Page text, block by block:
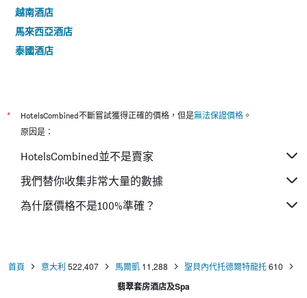
越南酒店
馬來西亞酒店
泰國酒店
* HotelsCombined不斷嘗試獲得正確的價格，但是無法保證價格 。
原因是：
HotelsCombined並不是賣家
我們替你收集非常大量的數據
為什麼價格不是100%準確？
首頁 意大利 522,407 馬爾凱 11,288 聖貝內代托德爾特龍托 610
翡翠套房酒店及Spa